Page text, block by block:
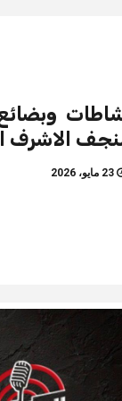
الاشرف
23 مايو، 2026